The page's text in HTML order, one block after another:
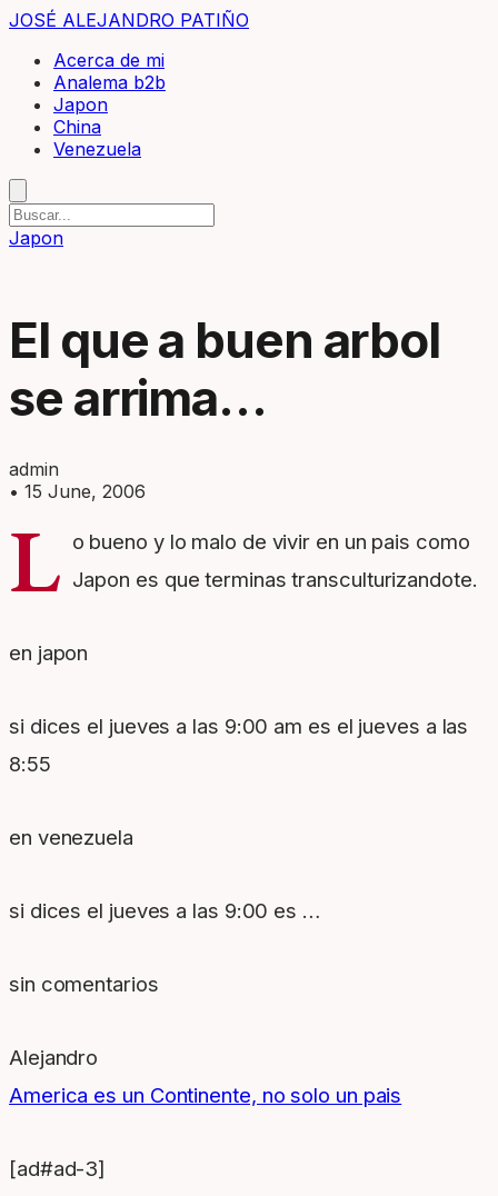
JOSÉ ALEJANDRO PATIÑO
Acerca de mi
Analema b2b
Japon
China
Venezuela
Japon
El que a buen arbol
se arrima…
admin
• 15 June, 2006
L o bueno y lo malo de vivir en un pais como
Japon es que terminas transculturizandote.
en japon
si dices el jueves a las 9:00 am es el jueves a las
8:55
en venezuela
si dices el jueves a las 9:00 es …
sin comentarios
Alejandro
America es un Continente, no solo un pais
[ad#ad-3]